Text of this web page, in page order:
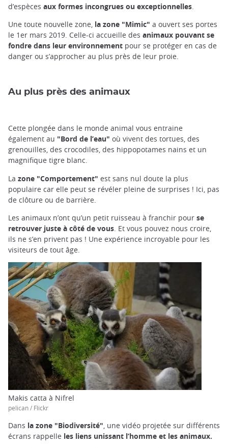
d’espèces aux formes incongrues ou exceptionnelles.
Une toute nouvelle zone, la zone "Mimic" a ouvert ses portes
le 1er mars 2019. Celle-ci accueille des animaux pouvant se
fondre dans leur environnement pour se protéger en cas de
danger ou s’approcher au plus près de leur proie.
Au plus près des animaux
Cette plongée dans le monde animal vous entraine
également au "Bord de l’eau" où vivent des tortues, des
grenouilles, des crocodiles, des hippopotames nains et un
magnifique tigre blanc.
La zone "Comportement" est sans nul doute la plus
populaire car elle peut se révéler pleine de surprises ! Ici, pas
de clôture ou de barrière.
Les animaux n’ont qu’un petit ruisseau à franchir pour se
retrouver juste à côté de vous . Et vous pouvez nous croire,
ils ne s’en privent pas ! Une expérience incroyable pour les
visiteurs de tout âge.
Makis catta à Nifrel
pelican / Flickr
Dans la zone "Biodiversité" , une vidéo projetée sur différents
écrans rappelle les liens unissant l’homme et les animaux.